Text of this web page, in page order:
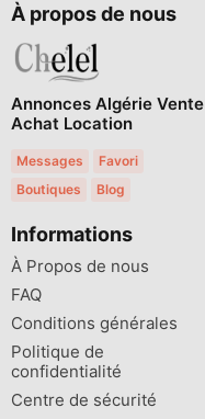
À propos de nous
Annonces Algérie Vente
Achat Location
Messages
Favori
Boutiques
Blog
Informations
À Propos de nous
FAQ
Conditions générales
Politique de
confidentialité
Centre de sécurité